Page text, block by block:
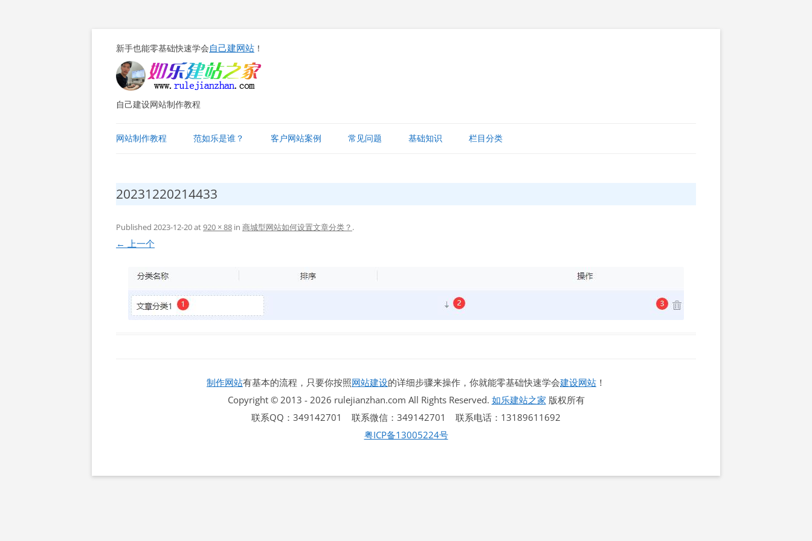
新手也能零基础快速学会自己建网站 ！
自己建设网站制作教程
至
正
网站制作教程 范如乐是谁？ 客户网站案例 常见问题 基础知识 栏目分类
CSS教程
WORDPRESS教程
20231220214433
Published 2023-12-20at920 × 88 in 商城型网站如何设置文章分类？ .
← 上一个
制作网站有基本的流程，只要你按照网站建设的详细步骤来操作，你就能零基础快速学会建设网站 ！
Copyright © 2013 - 2026 rulejianzhan.com All Rights Reserved. 如乐建站之家 版权所有
联系QQ：349142701 联系微信：349142701 联系电话：13189611692
粤ICP备13005224号